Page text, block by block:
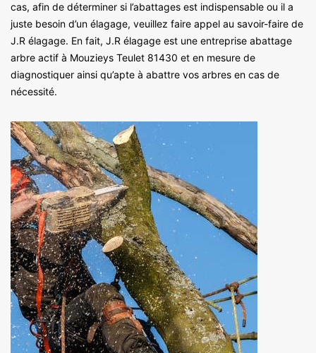
cas, afin de déterminer si l’abattages est indispensable ou il a
juste besoin d’un élagage, veuillez faire appel au savoir-faire de
J.R élagage. En fait, J.R élagage est une entreprise abattage
arbre actif à Mouzieys Teulet 81430 et en mesure de
diagnostiquer ainsi qu’apte à abattre vos arbres en cas de
nécessité.